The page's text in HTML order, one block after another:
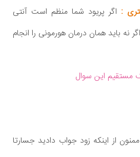
: اگر پریود شما منظم است آنتی
نه باید همان درمان هورمونی را انجام
مستقیم این سوال
از اینکه زود جواب دادید جسارتا